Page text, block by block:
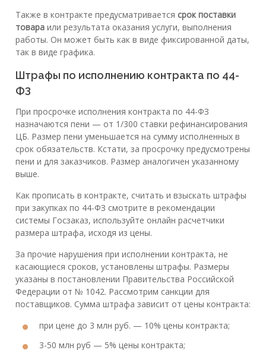
Также в контракте предусматривается срок поставки
товара или результата оказания услуги, выполнения
работы. Он может быть как в виде фиксированной даты,
так в виде графика.
Штрафы по исполнению контракта по 44-
ФЗ
При просрочке исполнения контракта по 44-ФЗ
назначаются пени — от 1/300 ставки рефинансирования
ЦБ. Размер пени уменьшается на сумму исполненных в
срок обязательств. Кстати, за просрочку предусмотрены
пени и для заказчиков. Размер аналогичен указанному
выше.
Как прописать в контракте, считать и взыскать штрафы
при закупках по 44-ФЗ смотрите в рекомендации
системы Госзаказ, используйте онлайн расчетчики
размера штрафа, исходя из цены.
За прочие нарушения при исполнении контракта, не
касающиеся сроков, установлены штрафы. Размеры
указаны в постановлении Правительства Российской
Федерации от № 1042. Рассмотрим санкции для
поставщиков. Сумма штрафа зависит от цены контракта:
при цене до 3 млн руб. — 10% цены контракта;
3-50 млн руб — 5% цены контракта;